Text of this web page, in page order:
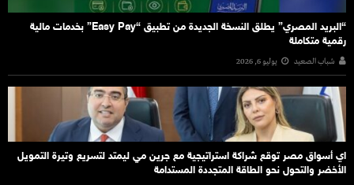
“البريد المصري” يطلق النسخة الجديدة من تطبيق “Easy Pay” بخدمات مالية
رقمية متكاملة
شباب الصعيد يوليو 6, 2026
اي أسواق مصر توقع شراكة استراتيجية مع جرين مي ليمتد لتسريع وتيرة التمويل
الأخضر والتحول نحو الطاقة المتجددة المستدامة